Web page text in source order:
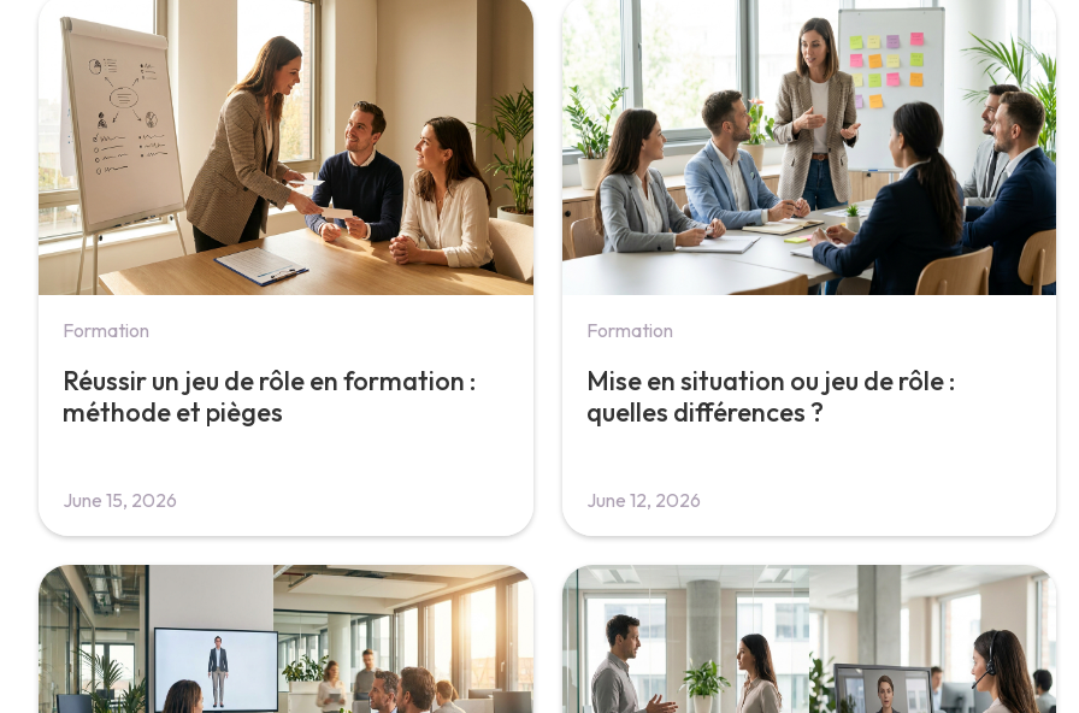
Formation
Réussir un jeu de rôle en formation :
méthode et pièges
June 15, 2026
Formation
Mise en situation ou jeu de rôle :
quelles différences ?
June 12, 2026